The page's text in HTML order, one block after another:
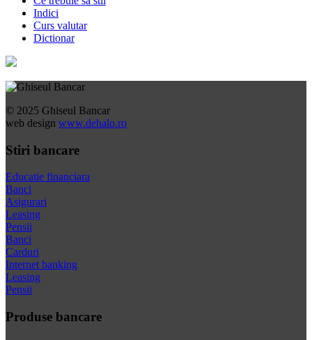
Indici
Curs valutar
Dictionar
© 2025 Ghiseul Bancar
web design www.dehalo.ro
Stiri bancare
Educatie financiara
Banci
Asigurari
Leasing
Pensii
Banci
Carduri
Internet banking
Leasing
Pensii
Produse bancare